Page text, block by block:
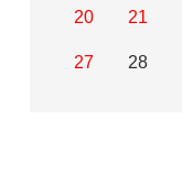
20 21
27 28